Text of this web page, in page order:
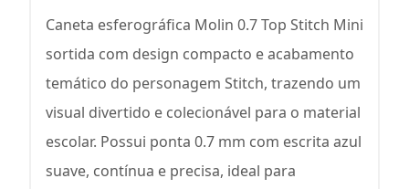
Caneta esferográfica Molin 0.7 Top Stitch Mini
sortida com design compacto e acabamento
temático do personagem Stitch, trazendo um
visual divertido e colecionável para o material
escolar. Possui ponta 0.7 mm com escrita azul
suave, contínua e precisa, ideal para